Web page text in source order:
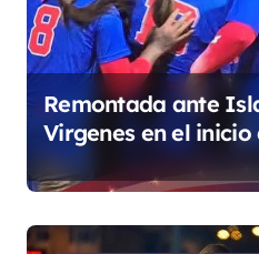
Remontada ante
Virgenes en el inicio
Super Ronda